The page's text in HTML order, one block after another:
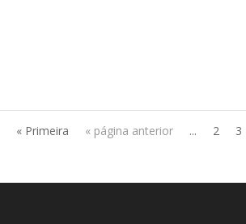
« Primeira « página anterior ... 2 3